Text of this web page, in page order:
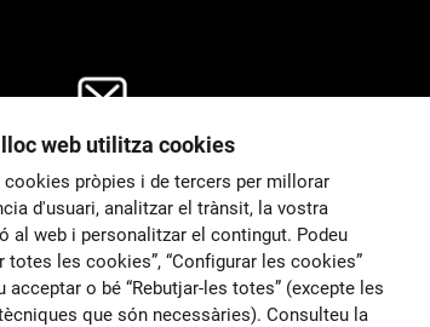
General
correu@escoladeltreball.org
Informació
informacio@escoladeltreball.o
rg
web utilitza cookies
pròpies i de tercers per millorar
d'usuari, analitzar el trànsit, la vostra
al web i personalitzar el contingut. Podeu
totes les cookies”, “Configurar les cookies”
acceptar o bé “Rebutjar-les totes” (excepte les
que són necessàries). Consulteu la